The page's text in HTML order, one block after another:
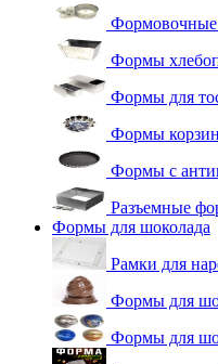
Формы
Формы для
Формы
Формы с
Разъемные
Формы для шоколада
Рамки для
Формы для
Формы для